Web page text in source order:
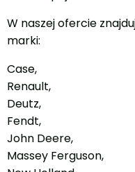
W naszej ofercie
marki:
Case,
Renault,
Deutz,
Fendt,
John Deere,
Massey Ferguson,